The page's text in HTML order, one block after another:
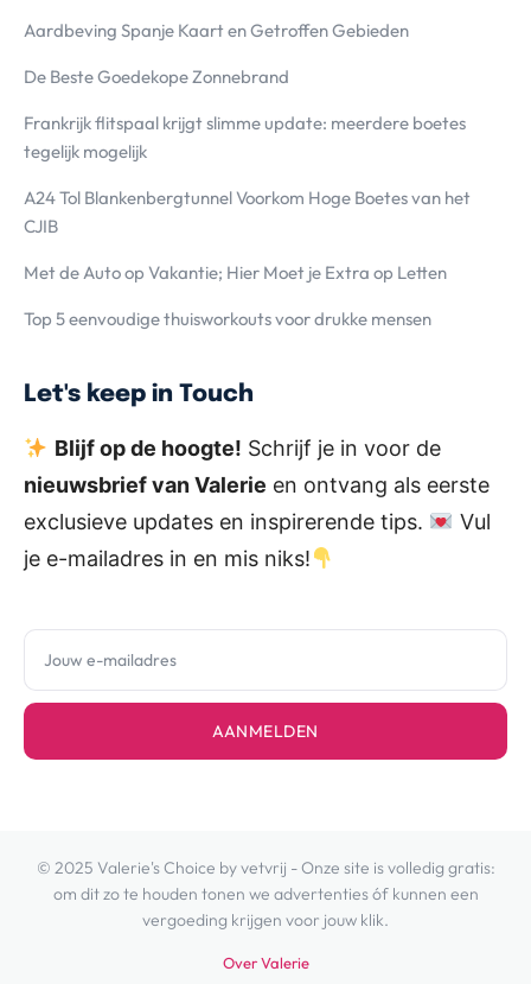
Aardbeving Spanje Kaart en Getroffen Gebieden
De Beste Goedekope Zonnebrand
Frankrijk flitspaal krijgt slimme update: meerdere boetes
tegelijk mogelijk
A24 Tol Blankenbergtunnel Voorkom Hoge Boetes van het
CJIB
Met de Auto op Vakantie; Hier Moet je Extra op Letten
Top 5 eenvoudige thuisworkouts voor drukke mensen
Let's keep in Touch
Blijf op de hoogte! Schrijf je in voor de
nieuwsbrief van Valerie en ontvang als eerste
exclusieve updates en inspirerende tips.
Vul
je e-mailadres in en mis niks!
AANMELDEN
© 2025 Valerie's Choice by vetvrij - Onze site is volledig gratis:
om dit zo te houden tonen we advertenties óf kunnen een
vergoeding krijgen voor jouw klik.
Over Valerie